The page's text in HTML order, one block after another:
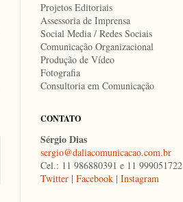
Projetos Editoriais
Assessoria de Imprensa
Social Media / Redes Sociais
Comunicação Organizacional
Produção de Vídeo
Fotografia
Consultoria em Comunicação
CONTATO
Sérgio Dias
sergio@daliacomunicacao.com.br
Cel.: 11 986880391 e 11 999051722
Twitter | Facebook | Instagram